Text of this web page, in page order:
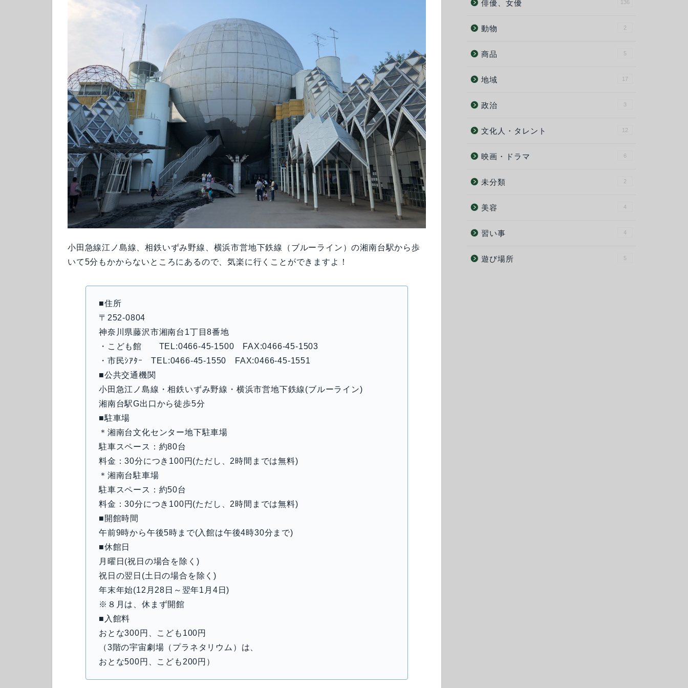
小田急線江ノ島線、相鉄いずみ野線、横浜市営地下鉄線（ブルーライン）の湘南台駅から歩
いて5分もかからないところにあるので、気楽に行くことができますよ！
■住所
〒252-0804
神奈川県藤沢市湘南台1丁目8番地
・こども館 TEL:0466-45-1500 FAX:0466-45-1503
・市民ｼｱﾀｰ TEL:0466-45-1550 FAX:0466-45-1551
■公共交通機関
小田急江ノ島線・相鉄いずみ野線・横浜市営地下鉄線(ブルーライン)
湘南台駅G出口から徒歩5分
■駐車場
＊湘南台文化センター地下駐車場
駐車スペース：約80台
料金：30分につき100円(ただし、2時間までは無料)
＊湘南台駐車場
駐車スペース：約50台
料金：30分につき100円(ただし、2時間までは無料)
■開館時間
午前9時から午後5時まで(入館は午後4時30分まで)
■休館日
月曜日(祝日の場合を除く)
祝日の翌日(土日の場合を除く)
年末年始(12月28日～翌年1月4日)
※８月は、休まず開館
■入館料
おとな300円、こども100円
（3階の宇宙劇場（プラネタリウム）は、
おとな500円、こども200円）
俳優、女優 136
動物 2
商品 5
地域 17
政治 3
文化人・タレント 12
映画・ドラマ 6
未分類 2
美容 4
習い事 4
遊び場所 5